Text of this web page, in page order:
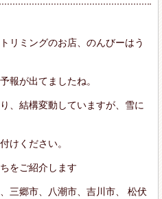
リミングのお店、のんびーはう
報が出てましたね。
、結構変動していますが、雪に
けください。
をご紹介します
三郷市、八潮市、吉川市、 松伏